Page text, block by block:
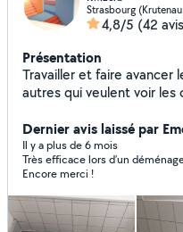
Strasbourg
4,8/5 (42
Présentation
Travailler et faire avancer
autres qui veulent voir les
Dernier avis laissé par
Il y a plus de 6 mois
Très efficace lors d’un
Encore merci !